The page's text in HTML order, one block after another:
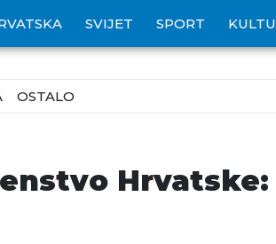
SVIJET SPORT
OSTALO
Hrvatske: